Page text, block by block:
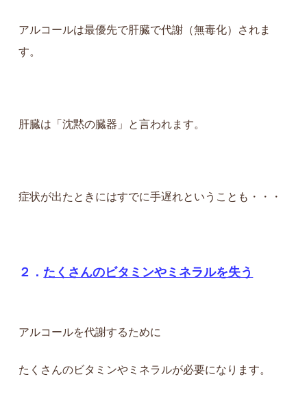
アルコールは最優先で肝臓で代謝（無毒化）されま
す。
肝臓は「沈黙の臓器」と言われます。
症状が出たときにはすでに手遅れということも・・・
２． たくさんのビタミンやミネラルを失う
アルコールを代謝するために
たくさんのビタミンやミネラルが必要になります。